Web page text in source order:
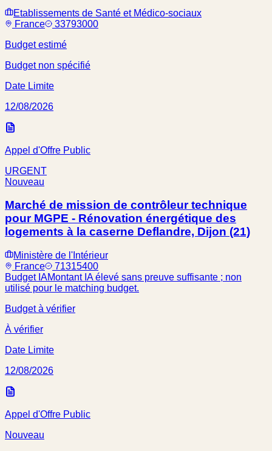
Etablissements de Santé et Médico-sociaux
France
33793000
Budget estimé
Budget non spécifié
Date Limite
12/08/2026
Appel d'Offre Public
URGENT
Nouveau
Marché de mission de contrôleur technique
pour MGPE - Rénovation énergétique des
logements à la caserne Deflandre, Dijon (21)
Ministère de l'Intérieur
France
71315400
Budget IAMontant IA élevé sans preuve suffisante ; non
utilisé pour le matching budget.
Budget à vérifier
À vérifier
Date Limite
12/08/2026
Appel d'Offre Public
Nouveau